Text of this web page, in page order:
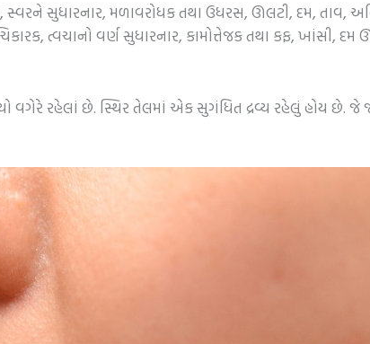
સુધારનાર, મળાવરોધક તથા ઉધરસ, ઊલટી, દમ, તાવ,
ત્વચાનો વર્ણ સુધારનાર, કામોત્તેજક તથા કફ, ખાંસી, દમ
વગેરે રહેલાં છે. સ્થિર તેલમાં એક સુગંધિત દ્રવ્ય રહેલું હોય છે.